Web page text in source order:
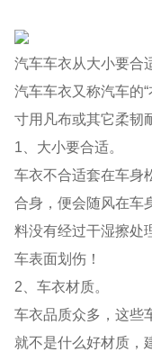
汽车车衣从大小要合
汽车车衣又称汽车的
寸用凡布或其它柔韧
1、大小要合适。
车衣不合适套在车身
合身，便会随风在车
料没有经过干湿擦处
车表面划伤！
2、车衣材质。
车衣品质众多，这些
就不是什么好材质，